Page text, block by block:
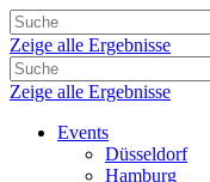
Zeige alle Ergebnisse
Zeige alle Ergebnisse
Events
Düsseldorf
Hamburg